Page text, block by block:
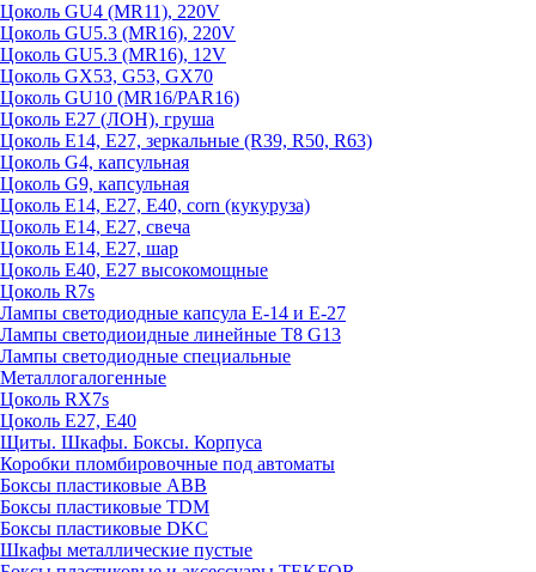
Цоколь GU4 (MR11), 220V
Цоколь GU5.3 (MR16), 220V
Цоколь GU5.3 (MR16), 12V
Цоколь GX53, G53, GX70
Цоколь GU10 (MR16/PAR16)
Цоколь Е27 (ЛОН), груша
Цоколь Е14, Е27, зеркальные (R39, R50, R63)
Цоколь G4, капсульная
Цоколь G9, капсульная
Цоколь Е14, Е27, Е40, corn (кукуруза)
Цоколь Е14, Е27, свеча
Цоколь Е14, Е27, шар
Цоколь Е40, Е27 высокомощные
Цоколь R7s
Лампы светодиодные капсула Е-14 и Е-27
Лампы светодиоидные линейные T8 G13
Лампы светодиодные специальные
Металлогалогенные
Цоколь RX7s
Цоколь Е27, E40
Щиты. Шкафы. Боксы. Корпуса
Коробки пломбировочные под автоматы
Боксы пластиковые ABB
Боксы пластиковые TDM
Боксы пластиковые DKC
Шкафы металлические пустые